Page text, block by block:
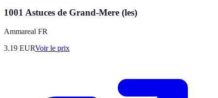
1001 Astuces de Grand-Mere (les)
Ammareal FR
3.19 EURVoir le prix